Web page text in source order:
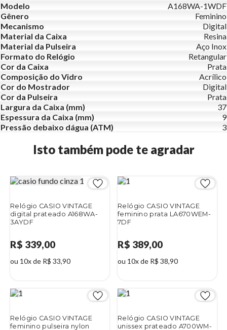
Modelo
A168WA-1WDF
Gênero
Feminino
Mecanismo
Digital
Material da Caixa
Resina
Material da Pulseira
Aço Inox
Formato do Relógio
Retangular
Cor da Caixa
Prata
Composição do Vidro
Acrílico
Cor do Mostrador
Digital
Cor da Pulseira
Prata
Largura da Caixa (mm)
37
Espessura da Caixa (mm)
9
Pressão debaixo dágua (ATM)
3
Isto também pode te agradar
Relógio CASIO VINTAGE
digital prateado A168WA-
3AYDF
R$ 339,00
ou 10x de R$ 33,90
Relógio CASIO VINTAGE
feminino prata LA670WEM-
7DF
R$ 389,00
ou 10x de R$ 38,90
Relógio CASIO VINTAGE
feminino pulseira nylon
Relógio CASIO VINTAGE
unissex prateado A700WM-